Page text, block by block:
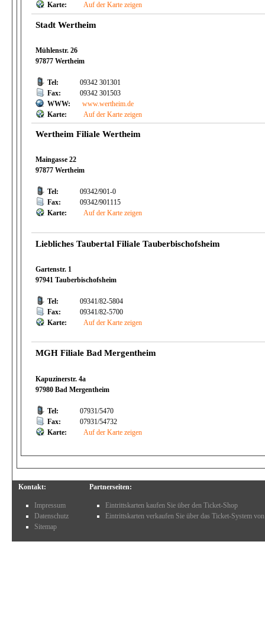
Karte:
Auf der Karte zeigen
Stadt Wertheim
Mühlenstr. 26
97877 Wertheim
Tel:
09342 301301
Fax:
09342 301503
WWW:
www.wertheim.de
Karte:
Auf der Karte zeigen
Wertheim Filiale Wertheim
Maingasse 22
97877 Wertheim
Tel:
09342/901-0
Fax:
09342/901115
Karte:
Auf der Karte zeigen
Liebliches Taubertal Filiale Tauberbischofsheim
Gartenstr. 1
97941 Tauberbischofsheim
Tel:
09341/82-5804
Fax:
09341/82-5700
Karte:
Auf der Karte zeigen
MGH Filiale Bad Mergentheim
Kapuzinerstr. 4a
97980 Bad Mergentheim
Tel:
07931/5470
Fax:
07931/54732
Karte:
Auf der Karte zeigen
Kontakt:
Impressum
Datenschutz
Sitemap
Partnerseiten:
Eintrittskarten kaufen Sie über den Ticket-Shop
Eintrittskarten verkaufen Sie über das Ticket-System